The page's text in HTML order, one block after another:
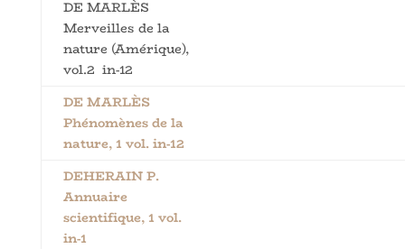
DE MARLÈS
Merveilles de la
nature (Amérique),
vol.2 in-12
DE MARLÈS
Phénomènes de la
nature, 1 vol. in-12
DEHERAIN P.
Annuaire
scientifique, 1 vol.
in-1